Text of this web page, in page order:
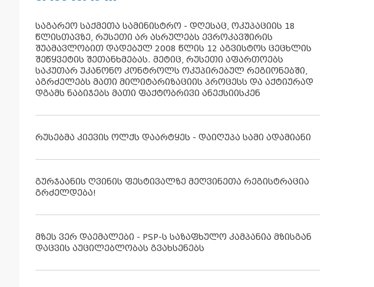
საგარეო საქმეთა სამინისტრო - დღესაც, ოკუპაციის 18
წლისთავზე, რუსეთი არ ასრულებს ევროკავშირის
შუამავლობით დადებულ 2008 წლის 12 აგვისტოს ცეცხლის
შეწყვეტის შეთანხმებას. მეტიც, რუსეთი აფართოებს
საკუთარ უკანონო კონტროლს ოკუპირებულ რეგიონებში,
აგრძელებს მათი მილიტარიზაციის პროცესს და აქტიურად
დგამს ნაბიჯებს მათი ფაქტობრივი ანექსიისკენ
რუსებმა კიევის ოლქს დაარტყეს - დაიღუპა სამი ადამიანი
გურჯაანის ღვინის ფესტივალზე მეღვინეთა რეგისტრაცია
გრძელდება!
მზეს ვერ დაემალები - PSP-ს საზაფხულო კამპანია მზისგან
დაცვის აუცილებლობას გვახსენებს